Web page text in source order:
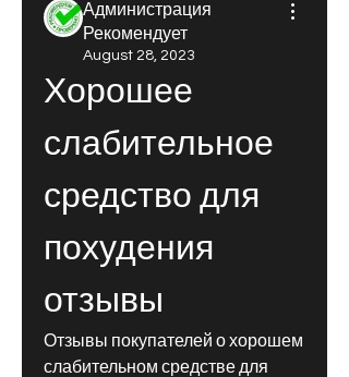
Администрация
Рекомендует
August 28, 2023
Хорошее
слабительное
средство для
похудения
отзывы
Отзывы покупателей о хорошем
слабительном средстве для